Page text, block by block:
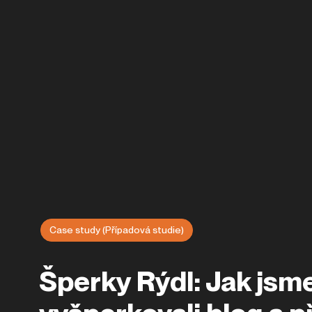
Šperky Rýdl: Jak
Case study (Případová studie)